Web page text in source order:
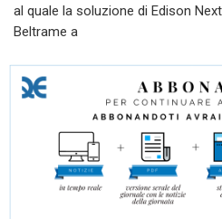
al quale la soluzione di Edison
Beltrame a